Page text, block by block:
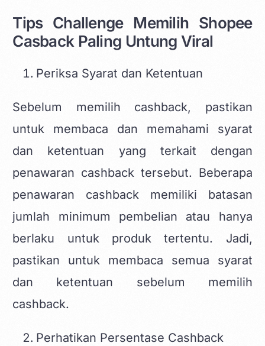
Tips Challenge Memilih Shopee
Casback Paling Untung Viral
Periksa Syarat dan Ketentuan
Sebelum memilih cashback, pastikan
untuk membaca dan memahami syarat
dan ketentuan yang terkait dengan
penawaran cashback tersebut. Beberapa
penawaran cashback memiliki batasan
jumlah minimum pembelian atau hanya
berlaku untuk produk tertentu. Jadi,
pastikan untuk membaca semua syarat
dan ketentuan sebelum memilih
cashback.
Perhatikan Persentase Cashback